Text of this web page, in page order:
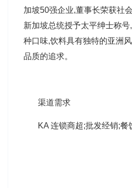
加坡50强企业,董事长荣获社
新加坡总统授予太平绅士称
种口味,饮料具有独特的亚洲
品质的追求。
渠道需求
KA 连锁商超;批发经销;餐